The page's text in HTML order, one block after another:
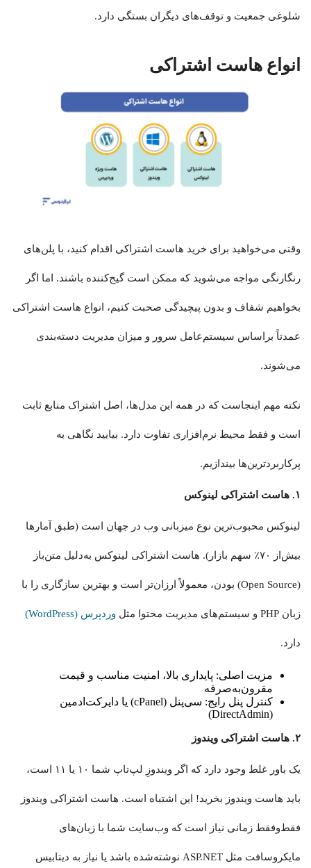
شلوغی جمعیت و توقف‌های دیگران بستگی دارد.
انواع هاست اشتراکی
وقتی می‌خواهید برای خرید هاست اشتراکی اقدام کنید، با پلن‌های
رنگارنگی مواجه می‌شوید که ممکن است گیج‌کننده باشند. اما اگر
بخواهیم شفاف و بدون پیچیدگی صحبت کنیم، انواع هاست اشتراکی
عمدتاً براساس سیستم‌عامل سرور و میزان مدیریت دسته‌بندی
می‌شوند.
نکته مهم اینجاست که در همه این مدل‌ها، اصل اشتراک منابع ثابت
است و فقط محیط نرم‌افزاری تفاوت دارد. بیایید نگاهی به
پرکاربردترین‌ها بیندازیم.
۱. هاست اشتراکی لینوکس
لینوکس محبوب‌ترین نوع میزبانی وب در جهان است (طبق آمارها
بیش‌از ۷۰٪ سهم بازار). هاست اشتراکی لینوکس به‌دلیل متن‌باز
(Open Source) بودن، معمولاً ارزان‌تر است و بهترین سازگاری را با
زبان PHP و سیستم‌های مدیریت محتوا مثل وردپرس (WordPress)
دارد.
مزیت اصلی: پایداری بالا، امنیت مناسب و قیمت
مقرون‌به‌صرفه
کنترل پنل رایج: سی‌پنل (cPanel) یا دایرکت‌ادمین
(DirectAdmin)
۲. هاست اشتراکی ویندوز
یک باور غلط وجود دارد که اگر ویندوزِ لپ‌تاپ شما ۱۰ یا ۱۱ است،
باید هاست ویندوز بخرید! این اشتباه است. هاست اشتراکی ویندوز
فقط‌وفقط زمانی نیاز است که وب‌سایت شما با زبان‌های
مایکروسافت مثل ASP.NET نوشته‌شده باشد یا نیاز به دیتابیس